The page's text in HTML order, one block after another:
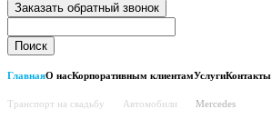
Заказать обратный звонок
ГлавнаяО насКорпоративным клиентамУслугиКонтакты
Транспорт на свадьбу Автомобили Mercedes